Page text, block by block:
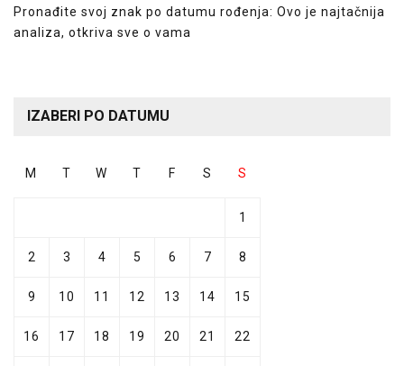
Pronađite svoj znak po datumu rođenja: Ovo je najtačnija
analiza, otkriva sve o vama
IZABERI PO DATUMU
M T W T F S S
1
2 3 4 5 6 7 8
9 10 11 12 13 14 15
16 17 18 19 20 21 22